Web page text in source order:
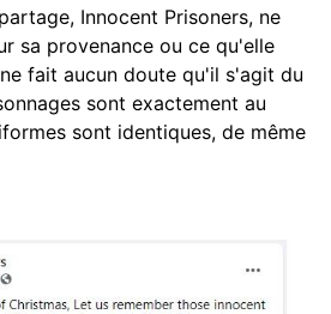
Innocent Prisoners, ne
sa provenance ou ce qu'elle
fait aucun doute qu'il s'agit du
sont exactement au
sont identiques, de même